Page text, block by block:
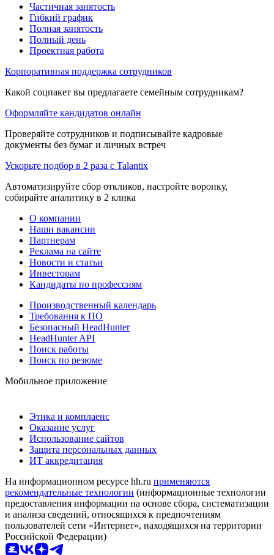
Частичная занятость
Гибкий график
Полная занятость
Полный день
Проектная работа
Корпоративная поддержка сотрудников
Какой соцпакет вы предлагаете семейным сотрудникам?
Оформляйте кандидатов онлайн
Проверяйте сотрудников и подписывайте кадровые
документы без бумаг и личных встреч
Ускорьте подбор в 2 раза с Talantix
Автоматизируйте сбор откликов, настройте воронку,
собирайте аналитику в 2 клика
О компании
Наши вакансии
Партнерам
Реклама на сайте
Новости и статьи
Инвесторам
Кандидаты по профессиям
Производственный календарь
Требования к ПО
Безопасный HeadHunter
HeadHunter API
Поиск работы
Поиск по резюме
Мобильное приложение
Этика и комплаенс
Оказание услуг
Использование сайтов
Защита персональных данных
ИТ аккредитация
На информационном ресурсе hh.ru применяются
рекомендательные технологии (информационные технологии
предоставления информации на основе сбора, систематизации
и анализа сведений, относящихся к предпочтениям
пользователей сети «Интернет», находящихся на территории
Российской Федерации)